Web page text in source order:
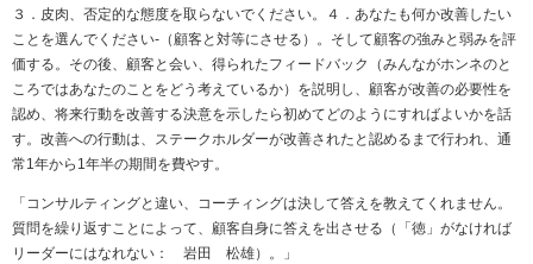
３．皮肉、否定的な態度を取らないでください。４．あなたも何か改善したい
ことを選んでください‐（顧客と対等にさせる）。そして顧客の強みと弱みを評
価する。その後、顧客と会い、得られたフィードバック（みんながホンネのと
ころではあなたのことをどう考えているか）を説明し、顧客が改善の必要性を
認め、将来行動を改善する決意を示したら初めてどのようにすればよいかを話
す。改善への行動は、ステークホルダーが改善されたと認めるまで行われ、通
常1年から1年半の期間を費やす。
「コンサルティングと違い、コーチィングは決して答えを教えてくれません。
質問を繰り返すことによって、顧客自身に答えを出させる（「徳」がなければ
リーダーにはなれない： 岩田 松雄）。」